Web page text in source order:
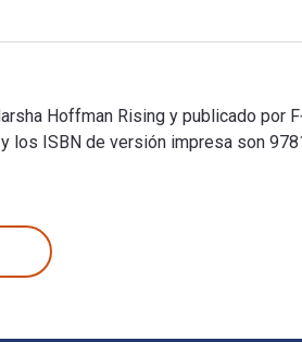
Hoffman Rising y publicado por
ISBN de versión impresa son